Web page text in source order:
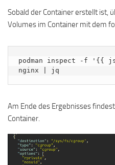
Sobald der Container erstellt ist,
Volumes im Container mit dem
podman inspect -f '{{
nginx | jq
Am Ende des Ergebnisses
Container.